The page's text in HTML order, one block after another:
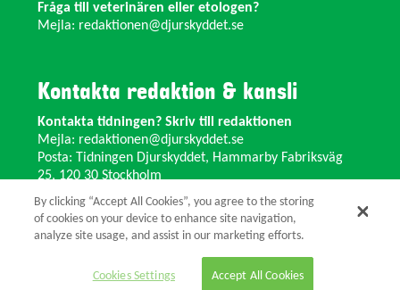
Fråga till veterinären eller etologen?
Mejla: redaktionen@djurskyddet.se
Kontakta redaktion & kansli
Kontakta tidningen? Skriv till redaktionen
Mejla: redaktionen@djurskyddet.se
Posta: Tidningen Djurskyddet, Hammarby Fabriksväg
25, 120 30 Stockholm
Ändra adress? Kontakta kansliet
Växel: 08-673 35 11 E-post:
info@djurskyddet.se
© 2026 Tidningen Djurskyddet.
By clicking “Accept All Cookies”, you agree to the storing
of cookies on your device to enhance site navigation,
analyze site usage, and assist in our marketing efforts.
Cookies Settings Accept All Cookies